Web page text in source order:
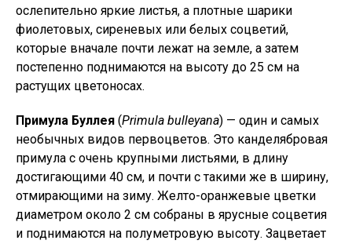
ослепительно яркие листья, а плотные шарики
фиолетовых, сиреневых или белых соцветий,
которые вначале почти лежат на земле, а затем
постепенно поднимаются на высоту до 25 см на
растущих цветоносах.
Примула Буллея (Primula bulleyana) — один и самых
необычных видов первоцветов. Это канделябровая
примула с очень крупными листьями, в длину
достигающими 40 см, и почти с такими же в ширину,
отмирающими на зиму. Желто-оранжевые цветки
диаметром около 2 см собраны в ярусные соцветия
и поднимаются на полуметровую высоту. Зацветает